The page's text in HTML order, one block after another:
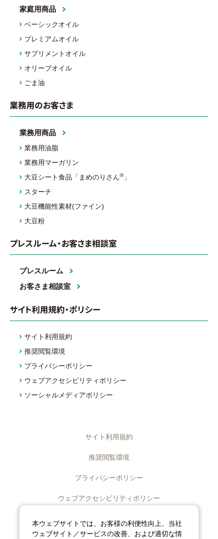
家庭用商品
ベーシックオイル
プレミアムオイル
サプリメントオイル
オリーブオイル
ごま油
業務用のお客さま
業務用商品
業務用油脂
業務用マーガリン
大豆シート食品「まめのりさん® 」
スターチ
大豆機能性素材(ファイン)
大豆粉
プレスルーム・お客さま相談室
プレスルーム
お客さま相談室
サイト利用規約・ポリシー
サイト利用規約
推奨閲覧環境
プライバシーポリシー
ウェブアクセシビリティポリシー
ソーシャルメディアポリシー
サイト利用規約
推奨閲覧環境
プライバシーポリシー
ウェブアクセシビリティポリシー
ディスクロージャーポリシー
本ウェブサイトでは、お客様の利便性向上、当社
ウェブサイト／サービスの改善、および適切な情